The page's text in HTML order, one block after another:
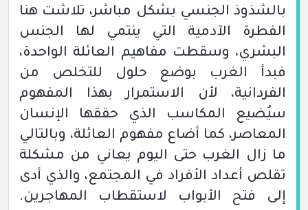
بالشذوذ الجنسي بشكل مباشر، تلاشت هنا
الفطرة الآدمية التي ينتمي لها الجنس
البشري، وسقطت مفاهيم العائلة الواحدة،
فبدأ الغرب بوضع حلول للتخلص من
الفردانية، لأن الاستمرار بهذا المفهوم
سيُضيع المكاسب الذي حققها الإنسان
المعاصر، كما أضاع مفهوم العائلة، وبالتالي
ما زال الغرب حتى اليوم يعاني من مشكلة
تقلص أعداد الأفراد في المجتمع، والذي أدى
إلى فتح الأبواب لاستقطاب المهاجرين.